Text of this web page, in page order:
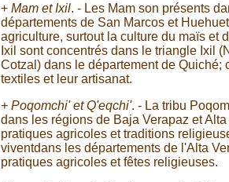
+ Mam et Ixil. - Les Mam son présents
départements de San Marcos et
agriculture, surtout la culture du maïs et
Ixil sont concentrés dans le triangle Ixil
Cotzal) dans le département de Quiché;
textiles et leur artisanat.
+ Poqomchi' et Q'eqchi'. - La tribu
dans les régions de Baja Verapaz et
pratiques agricoles et traditions
viventdans les départements de l'Alta
pratiques agricoles et fêtes religieuses.